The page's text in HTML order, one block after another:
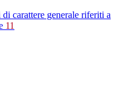
carattere generale riferiti a
11